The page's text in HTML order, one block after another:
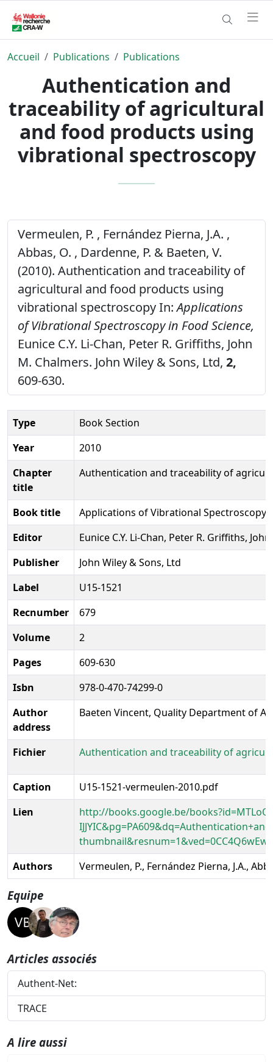
Accueil Publications Publications
Authentication and
traceability of agricultural
and food products using
vibrational spectroscopy
Vermeulen, P. , Fernández Pierna, J.A. ,
Abbas, O. , Dardenne, P. & Baeten, V.
(2010). Authentication and traceability of
agricultural and food products using
vibrational spectroscopy In:Applications
of Vibrational Spectroscopy in Food Science,
Eunice C.Y. Li-Chan, Peter R. Griffiths, John
M. Chalmers. John Wiley & Sons, Ltd, 2,
609-630.
Type
Book Section
Year
2010
Chapter
title
Authentication and traceability of
Book title
Applications of Vibrational Spectroscopy
Editor
Eunice C.Y. Li-Chan, Peter R. Griffiths,
Publisher
John Wiley & Sons, Ltd
Label
U15-1521
Recnumber
679
Volume
2
Pages
609-630
Isbn
978-0-470-74299-0
Author
address
Baeten Vincent, Quality Department of
Fichier Authentication and traceability of
Caption
U15-1521-vermeulen-2010.pdf
Lien
http://books.google.be/books?id=MTLoO-
Authors
Vermeulen, P., Fernández Pierna, J.A.,
Equipe
Articles associés
Authent-Net:
TRACE
A lire aussi